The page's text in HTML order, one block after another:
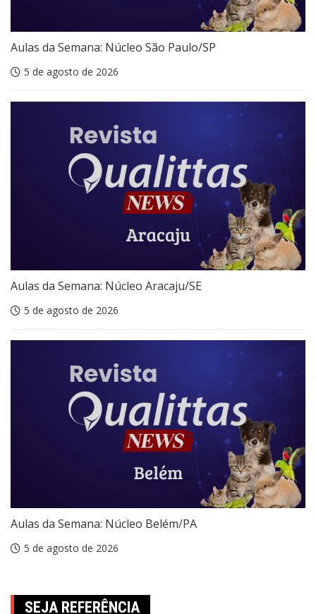
Aulas da Semana: Núcleo São Paulo/SP
5 de agosto de 2026
Aulas da Semana: Núcleo Aracaju/SE
5 de agosto de 2026
Aulas da Semana: Núcleo Belém/PA
5 de agosto de 2026
SEJA REFERÊNCIA